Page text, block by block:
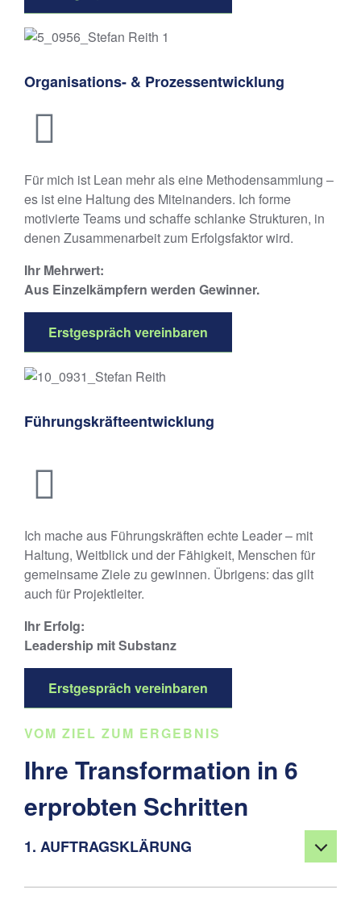
Organisations- & Prozessentwicklung
Für mich ist Lean mehr als eine Methodensammlung –
es ist eine Haltung des Miteinanders. Ich forme
motivierte Teams und schaffe schlanke Strukturen, in
denen Zusammenarbeit zum Erfolgsfaktor wird.
Ihr Mehrwert:
Aus Einzelkämpfern werden Gewinner.
Erstgespräch vereinbaren
Führungskräfteentwicklung
Ich mache aus Führungskräften echte Leader – mit
Haltung, Weitblick und der Fähigkeit, Menschen für
gemeinsame Ziele zu gewinnen. Übrigens: das gilt
auch für Projektleiter.
Ihr Erfolg:
Leadership mit Substanz
Erstgespräch vereinbaren
VOM ZIEL ZUM ERGEBNIS
Ihre Transformation in 6
erprobten Schritten
1. AUFTRAGSKLÄRUNG